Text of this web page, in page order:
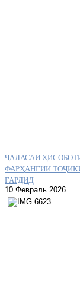
ҶАЛАСАИ
ФАРҲАНГИИ
ГАРДИД
10 Февраль 2026